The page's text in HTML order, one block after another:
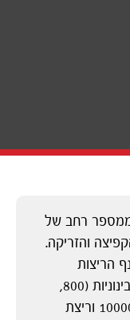
רחב של
והזריקה.
הריצות
הקצרות (100,200,400 מטר), ריצות בינוניות (800,
1500, 3000) וריצות ארוכות (5000, 10000 וריצת